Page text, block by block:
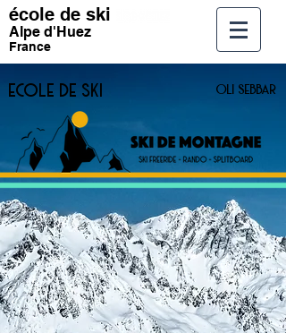
école de ski
Alpe d'Huez
France
ecole de ski oli sebbar